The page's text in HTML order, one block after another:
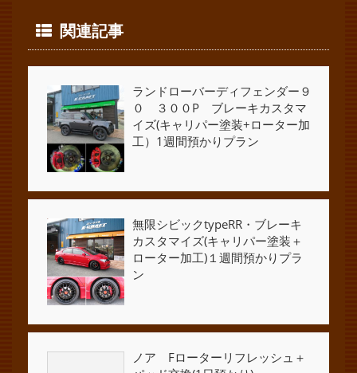
関連記事
ランドローバーディフェンダー９
０ ３００P ブレーキカスタマ
イズ(キャリパー塗装+ローター加
工）1週間預かりプラン
無限シビックtypeRR・ブレーキ
カスタマイズ(キャリパー塗装＋
ローター加工)１週間預かりプラ
ン
ノア Fローターリフレッシュ＋